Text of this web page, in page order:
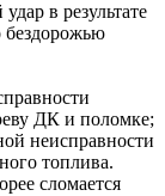
в результате
бездорожью
ДК и поломке;
неисправности
топлива.
сломается